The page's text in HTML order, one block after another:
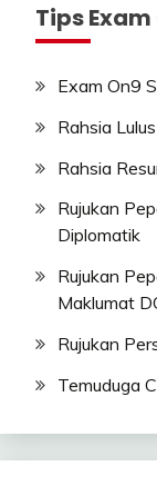
Tips
Exam On9
Rahsia
Rahsia
Rujukan
Diplomatik
Rujukan
Maklumat
Rujukan
Temuduga